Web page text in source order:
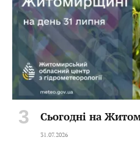
Сьогодні на
31.07.2026